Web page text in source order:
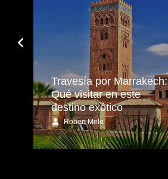
Travesía por Marrakech:
Qué visitar en este
destino exótico
Robert Melo